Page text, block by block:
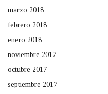
marzo 2018
febrero 2018
enero 2018
noviembre 2017
octubre 2017
septiembre 2017